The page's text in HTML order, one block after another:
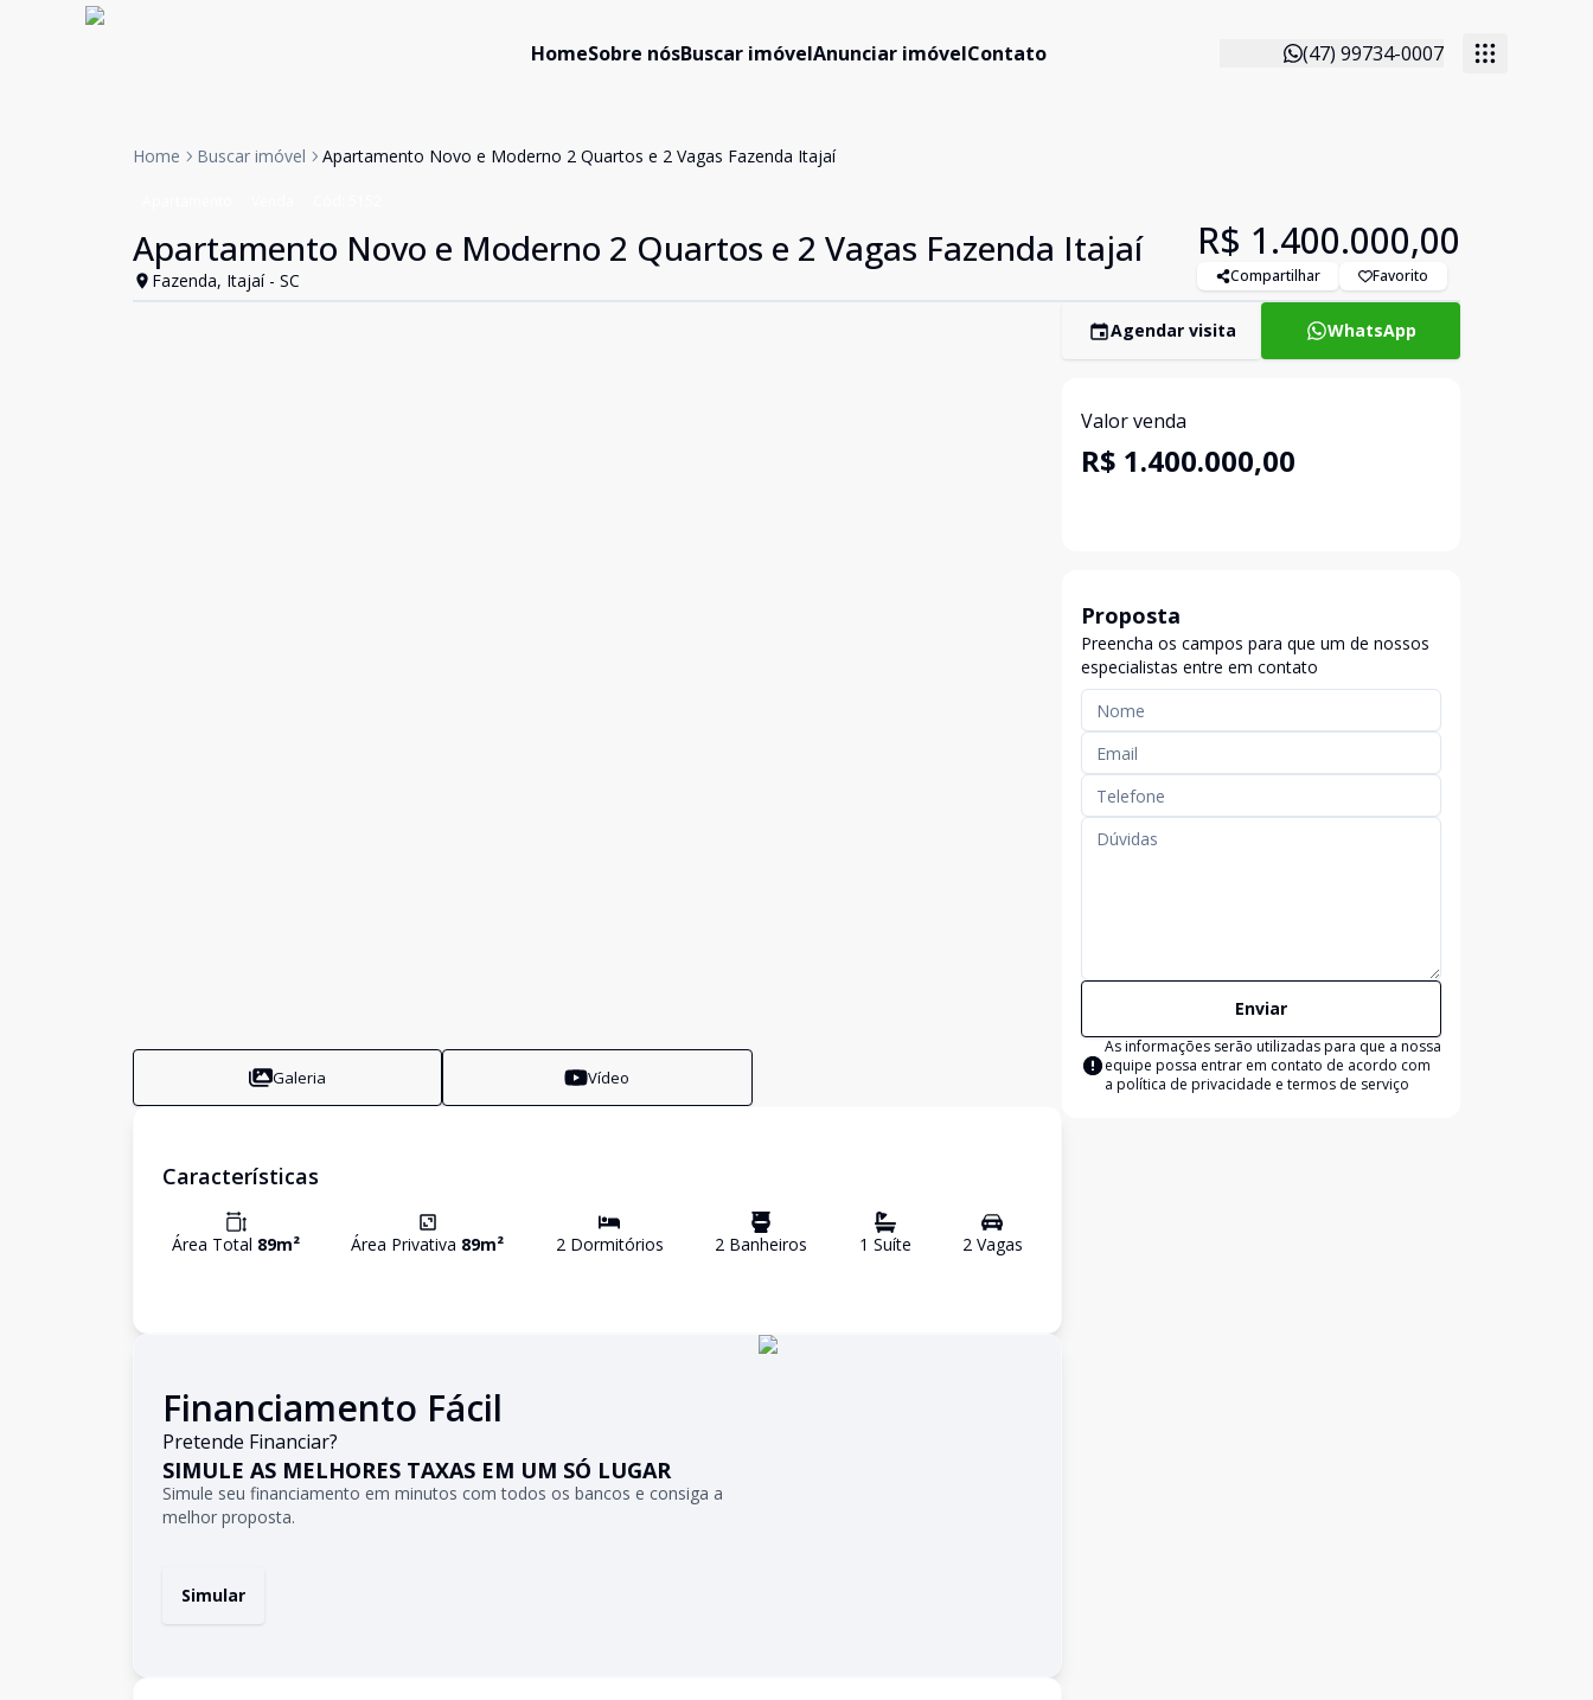
HomeSobre nósBuscar imóvelAnunciar imóvelContato (47) 99734-0007
Home Buscar imóvel Apartamento Novo e Moderno 2 Quartos e 2 Vagas Fazenda Itajaí
Apartamento Novo e Moderno 2 Quartos e 2 Vagas Fazenda Itajaí
Fazenda, Itajaí - SC
R$ 1.400.000,00
Compartilhar Favorito
Galeria Vídeo
Características
Área Total 89m² Área Privativa 89m² 2Dormitórios 2 Banheiros 1 Suíte 2Vagas
Financiamento Fácil
Pretende Financiar?
SIMULE AS MELHORES TAXAS EM UM SÓ LUGAR
Simule seu financiamento em minutos com todos os bancos e consiga a
melhor proposta.
Simular
Agendar visita WhatsApp
Valor venda
R$ 1.400.000,00
Proposta
Preencha os campos para que um de nossos
especialistas entre em contato
Enviar
As informações serão utilizadas para que a nossa
equipe possa entrar em contato de acordo com
a política de privacidade e termos de serviço